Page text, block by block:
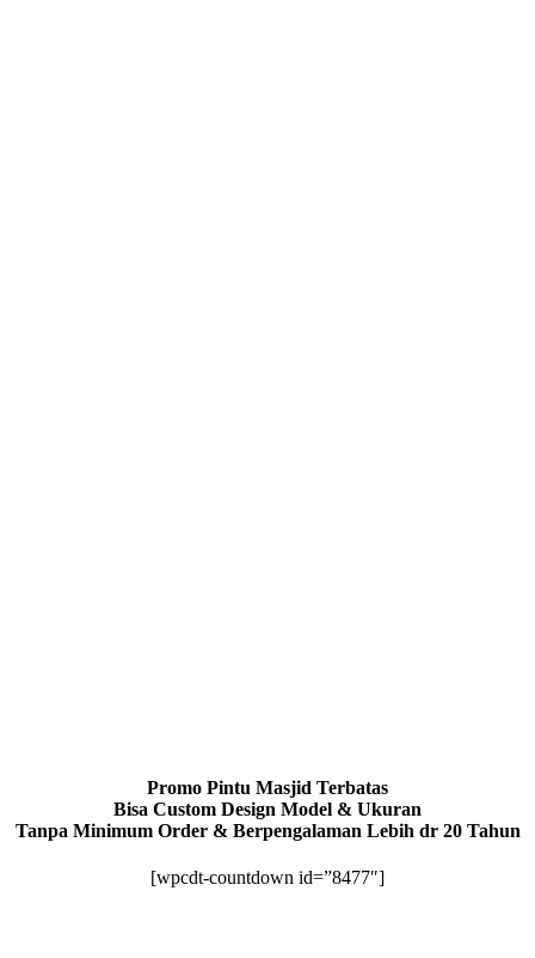
Promo Pintu Masjid Terbatas
Bisa Custom Design Model & Ukuran
Tanpa Minimum Order & Berpengalaman Lebih dr 20 Tahun
[wpcdt-countdown id=”8477″]